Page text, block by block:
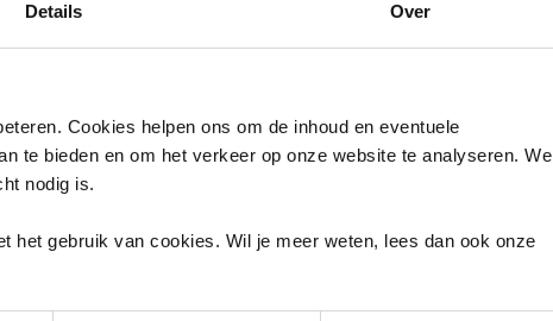
Details Over
Cookies helpen ons om de inhoud en eventuele
te bieden en om het verkeer op onze website te analyseren. We
nodig is.
het gebruik van cookies. Wil je meer weten, lees dan ook onze
tot nazorg